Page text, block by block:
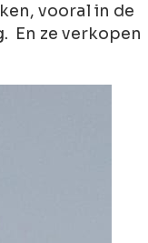
vooral in de
En ze verkopen